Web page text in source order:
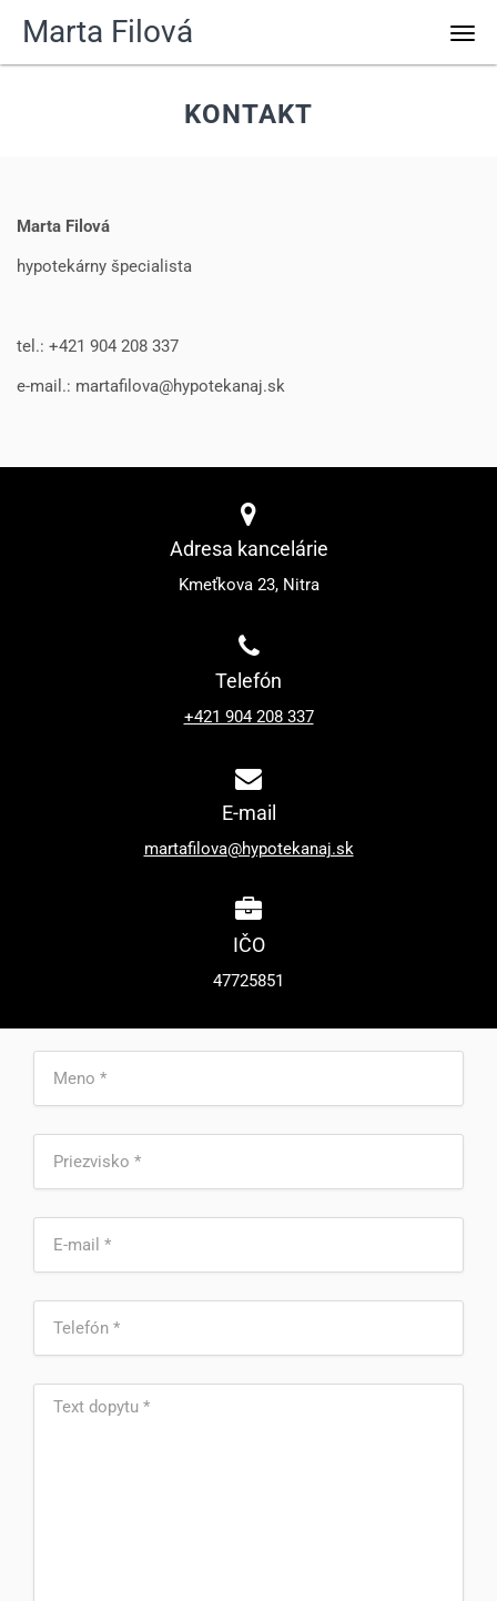
Marta Filová
KONTAKT
Marta Filová
hypotekárny špecialista
tel.: +421 904 208 337
e-mail.: martafilova@hypotekanaj.sk
Adresa kancelárie
Kmeťkova 23, Nitra
Telefón
+421 904 208 337
E-mail
martafilova@hypotekanaj.sk
IČO
47725851